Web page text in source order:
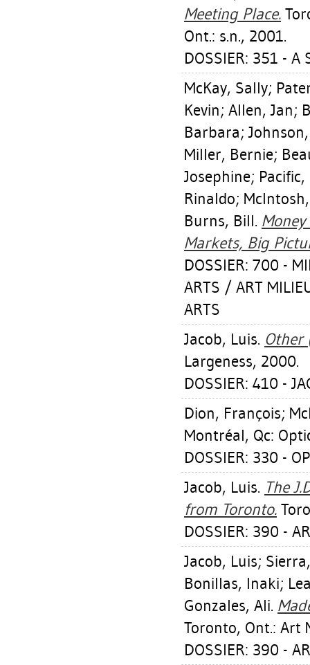
Meeting Place.
Ont.: s.n., 2001.
DOSSIER: 351 - A
McKay, Sally;
Kevin; Allen, Jan;
Barbara;
Miller, Bernie;
Josephine; Pacific,
Rinaldo;
Burns, Bill.
Markets, Big
DOSSIER: 700 -
ARTS / ART
ARTS
Jacob, Luis. Other
Largeness, 2000.
DOSSIER: 410 -
Dion, François;
Montréal, Qc:
DOSSIER: 330 -
Jacob, Luis. The
from Toronto.
DOSSIER: 390 -
Jacob, Luis;
Bonillas, Inaki;
Gonzales, Ali.
Toronto, Ont.: Art
DOSSIER: 390 -